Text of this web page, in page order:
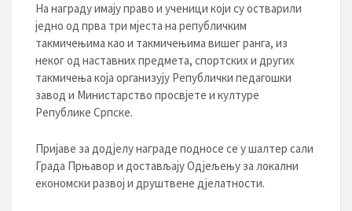
На награду имају право и ученици који су остварили
једно од прва три мјеста на републичким
такмичењима као и такмичењима вишег ранга, из
неког од наставних предмета, спортских и других
такмичења која организују Републички педагошки
завод и Министарство просвјете и културе
Републике Српске.
Пријаве за додјелу награде подносе се у шалтер сали
Града Прњавор и достављају Одјељењу за локални
економски развој и друштвене дјелатности.